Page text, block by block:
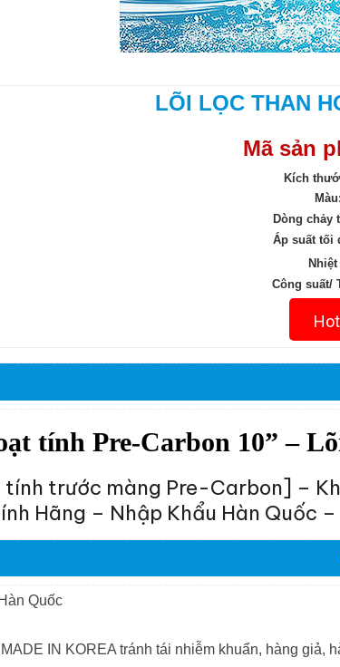
LÕI LỌC THAN
Mã sản
Kích
Màu:
Dòng chảy
Áp suất tối
Công suất/
tính Pre-Carbon 10” –
trước màng Pre-Carbon] –
Hãng – Nhập Khẩu Hàn Quốc
Quốc
IN KOREA tránh tái nhiễm khuẩn, hàng giả,